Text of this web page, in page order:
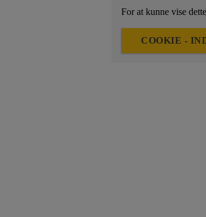
For at kunne vise
COOKIE -